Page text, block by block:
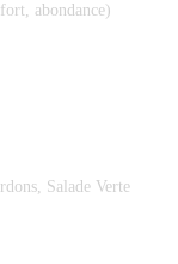
abondance)
Salade Verte